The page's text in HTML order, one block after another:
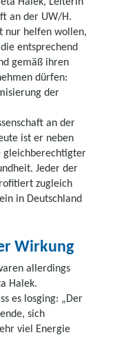
an der UW/H.
nur helfen wollen,
entsprechend
gemäß ihren
dürfen:
der
an der
ist er neben
gleichberechtigter
Jeder der
zugleich
in Deutschland
Wirkung
allerdings
Halek.
es losging: „Der
sich
viel Energie